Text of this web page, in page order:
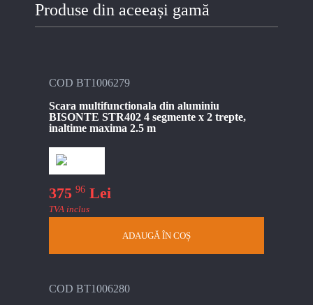
Produse din aceeași gamă
COD BT1006279
Scara multifunctionala din aluminiu
BISONTE STR402 4 segmente x 2 trepte,
inaltime maxima 2.5 m
375 96 Lei
TVA inclus
ADAUGĂ ÎN COȘ
COD BT1006280